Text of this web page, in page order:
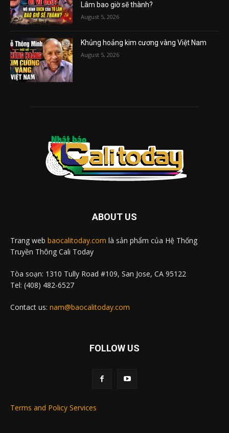
Lâm bao giờ sẽ thành?
August 5, 2026
Khủng hoảng kim cương vàng Việt Nam
August 5, 2026
ABOUT US
Trang web baocalitoday.com là sản phẩm của Hệ Thống
Truyền Thông Cali Today
Tòa soạn: 1310 Tully Road #109, San Jose, CA 95122
Tel: (408) 482-6527
Contact us: nam@baocalitoday.com
FOLLOW US
Terms and Policy Services